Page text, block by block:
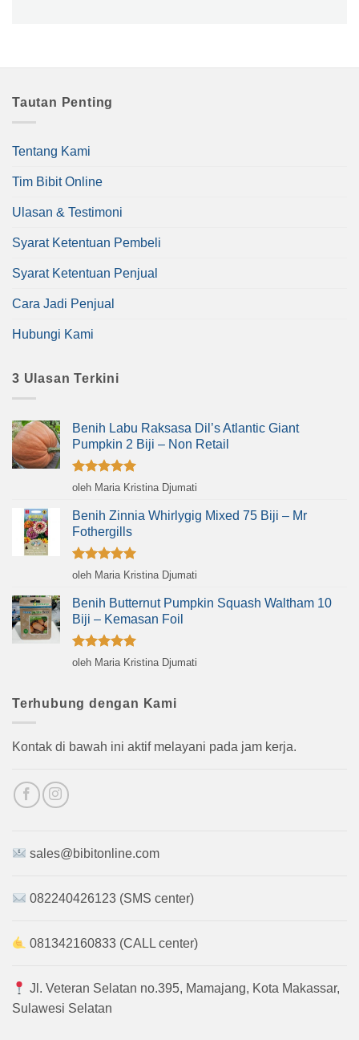
Tautan Penting
Tentang Kami
Tim Bibit Online
Ulasan & Testimoni
Syarat Ketentuan Pembeli
Syarat Ketentuan Penjual
Cara Jadi Penjual
Hubungi Kami
3 Ulasan Terkini
Benih Labu Raksasa Dil’s Atlantic Giant
Pumpkin 2 Biji – Non Retail
Dinilai5
oleh Maria Kristina Djumati
Benih Zinnia Whirlygig Mixed 75 Biji – Mr
Fothergills
Dinilai5
oleh Maria Kristina Djumati
Benih Butternut Pumpkin Squash Waltham 10
Biji – Kemasan Foil
Dinilai5
oleh Maria Kristina Djumati
Terhubung dengan Kami
Kontak di bawah ini aktif melayani pada jam kerja.
sales@bibitonline.com
082240426123 (SMS center)
081342160833 (CALL center)
Jl. Veteran Selatan no.395, Mamajang, Kota Makassar,
Sulawesi Selatan